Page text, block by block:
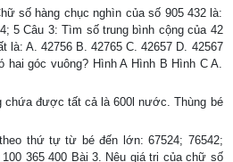
số hàng chục nghìn của số 905 432 là:
5 Câu 3: Tìm số trung bình cộng của 42
là: A. 42756 B. 42765 C. 42657 D. 42567
góc vuông? Hình A Hình B Hình C A.
chứa được tất cả là 600l nước. Thùng bé
thứ tự từ bé đến lớn: 67524; 76542;
365 400 Bài 3. Nêu giá trị của chữ số